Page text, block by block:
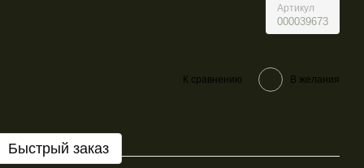
Артикул
000039673
К сравнению В желания
Быстрый заказ